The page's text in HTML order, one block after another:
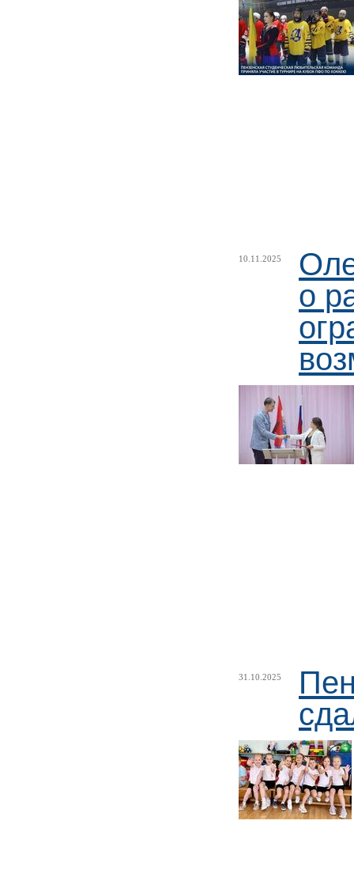
10.11.2025
о
31.10.2025